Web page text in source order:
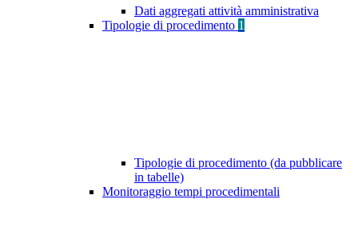
Dati aggregati attività amministrativa
Tipologie di procedimento 1
Tipologie di procedimento (da pubblicare
in tabelle)
Monitoraggio tempi procedimentali